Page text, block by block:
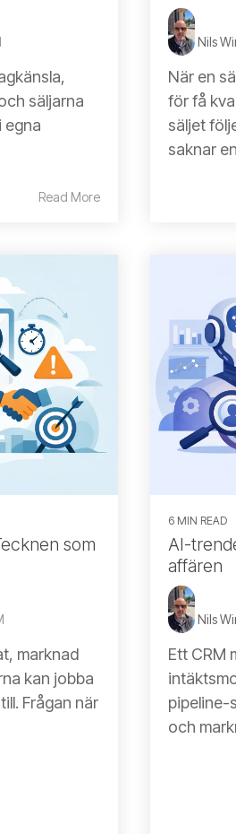
säljarna
egna
Read More
Nils
När en
för få
säljet
saknar
som
marknad
kan jobba
Frågan när
6 MIN READ
AI-
affären
Nils
Ett CRM
pipeline-
och